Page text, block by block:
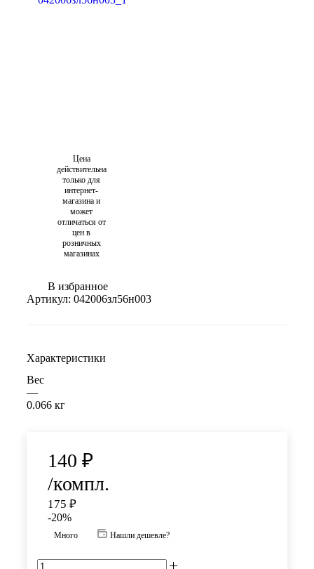
Цена
действительна
только для
интернет-
магазина и
может
отличаться от
цен в
розничных
магазинах
В избранное
Артикул: 042006зл56н003
Характеристики
Вес
—
0.066 кг
140 ₽
/компл.
175 ₽
-20%
Много Нашли дешевле?